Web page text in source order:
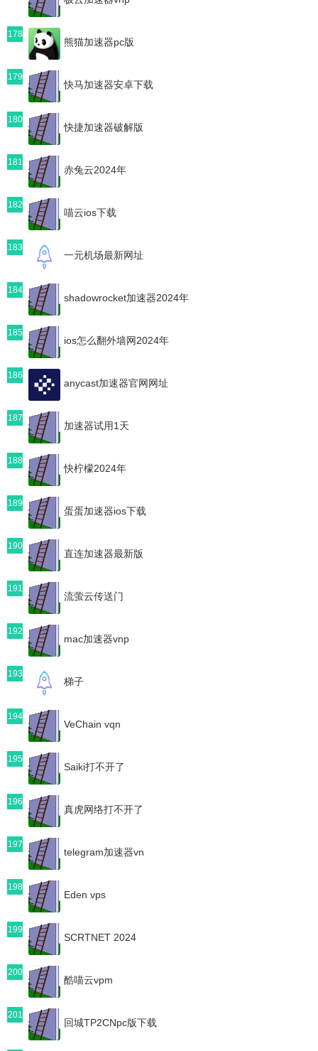
178
熊猫加速器pc版
179
快马加速器安卓下载
180
快捷加速器破解版
181
赤兔云2024年
182
喵云ios下载
183
一元机场最新网址
184
shadowrocket加速器2024年
185
ios怎么翻外墙网2024年
186
anycast加速器官网网址
187
加速器试用1天
188
快柠檬2024年
189
蛋蛋加速器ios下载
190
直连加速器最新版
191
流萤云传送门
192
mac加速器vnp
193
梯子
194
VeChain vqn
195
Saiki打不开了
196
真虎网络打不开了
197
telegram加速器vn
198
Eden vps
199
SCRTNET 2024
200
酷喵云vpm
201
回城TP2CNpc版下载